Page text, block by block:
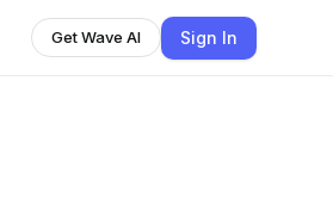
Get Wave AI Sign In